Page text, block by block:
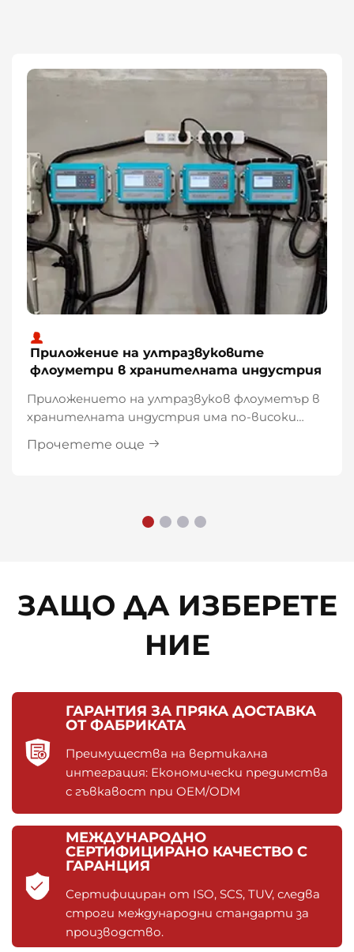
Приложение на ултразвуковите
флоуметри в хранителната индустрия
Приложението на ултразвуков флоуметър в
хранителната индустрия има по-високи
предимно в следните аспекти:
Прочетете още
ЗАЩО ДА ИЗБЕРЕТЕ
НИЕ
ГАРАНТИЯ ЗА ПРЯКА ДОСТАВКА
ОТ ФАБРИКАТА
Преимущества на вертикална
интеграция: Економически предимства
с гъвкавост при OEM/ODM
МЕЖДУНАРОДНО
СЕРТИФИЦИРАНО КАЧЕСТВО С
ГАРАНЦИЯ
Сертифициран от ISO, SCS, TUV, следва
строги международни стандарти за
производство.